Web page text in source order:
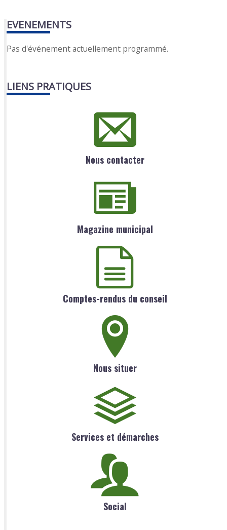
EVENEMENTS
Pas d'événement actuellement programmé.
LIENS PRATIQUES
Nous contacter
Magazine municipal
Comptes-rendus du conseil
Nous situer
Services et démarches
Social